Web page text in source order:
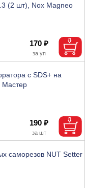
(2 шт), Nox Magneo
170 ₽
с SDS+ на
Мастер
190 ₽
саморезов NUT Setter